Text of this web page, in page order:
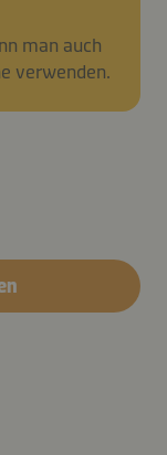
man auch
verwenden.